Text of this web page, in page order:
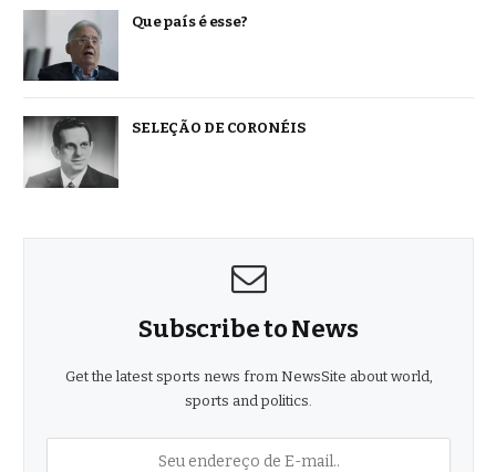
Que país é esse?
SELEÇÃO DE CORONÉIS
Subscribe to News
Get the latest sports news from NewsSite about world,
sports and politics.